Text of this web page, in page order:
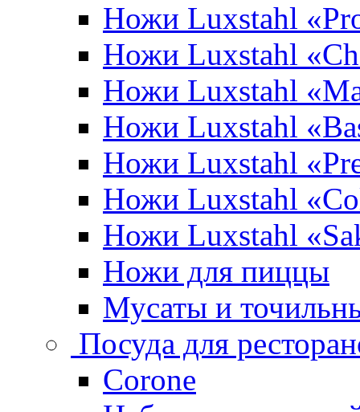
Ножи Luxstahl
Ножи Luxstahl
Ножи Luxstahl
Ножи Luxstahl
Ножи Luxstahl
Ножи Luxstahl
Ножи Luxstahl
Ножи для пиццы
Мусаты и
Посуда для
Corone